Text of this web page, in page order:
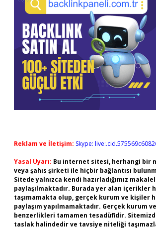
Reklam ve İletişim: Skype:
Yasal Uyarı: Bu internet sitesi, herhangi bir
veya şahıs şirketi ile hiçbir bağlantısı
Sitede yalnızca kendi hazırladığımız
paylaşılmaktadır. Burada yer alan içerikler
taşımamakta olup, gerçek kurum ve kişiler
paylaşım yapılmamaktadır. Gerçek kurum
benzerlikleri tamamen tesadüfidir.
taslak halindedir ve tavsiye niteliği